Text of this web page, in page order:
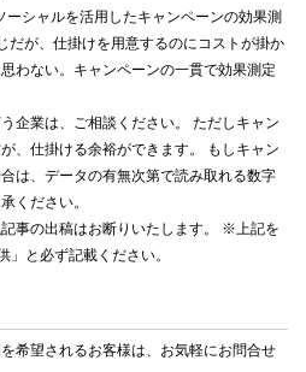
シャルを活用したキャンペーンの効果測
だが、仕掛けを用意するのにコストが掛か
わない。キャンペーンの一貫で効果測定
企業は、ご相談ください。 ただしキャン
、仕掛ける余裕ができます。 もしキャン
は、データの有無次第で読み取れる数字
ください。
事の出稿はお断りいたします。 ※上記を
」と必ず記載ください。
希望されるお客様は、お気軽にお問合せ